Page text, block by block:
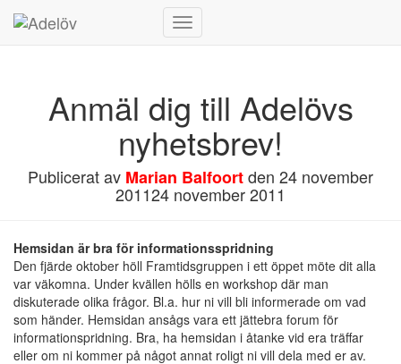
Slå
Anmäl dig till Adelövs
nyhetsbrev!
Publicerat av Marian Balfoortden 24 november
201124 november 2011
Hemsidan är bra för informationsspridning
Den fjärde oktober höll Framtidsgruppen i ett öppet möte dit alla
var väkomna. Under kvällen hölls en workshop där man
diskuterade olika frågor. Bl.a. hur ni vill bli informerade om vad
som händer. Hemsidan ansågs vara ett jättebra forum för
informationspridning. Bra, ha hemsidan i åtanke vid era träffar
eller om ni kommer på något annat roligt ni vill dela med er av.